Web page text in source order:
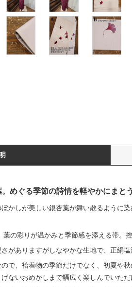
めぐる季節の詩情を軽やかにまと
かしが美しい銀杏葉が舞い散るように
の彩りが温かみと季節感を添える帯。
がありますがしなやかな生地で、正絹塩
で、袷着物の季節だけでなく、初夏や
ないおめかしまで幅広く楽しんでいただ